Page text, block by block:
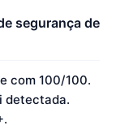
segurança de
com 100/100.
detectada.